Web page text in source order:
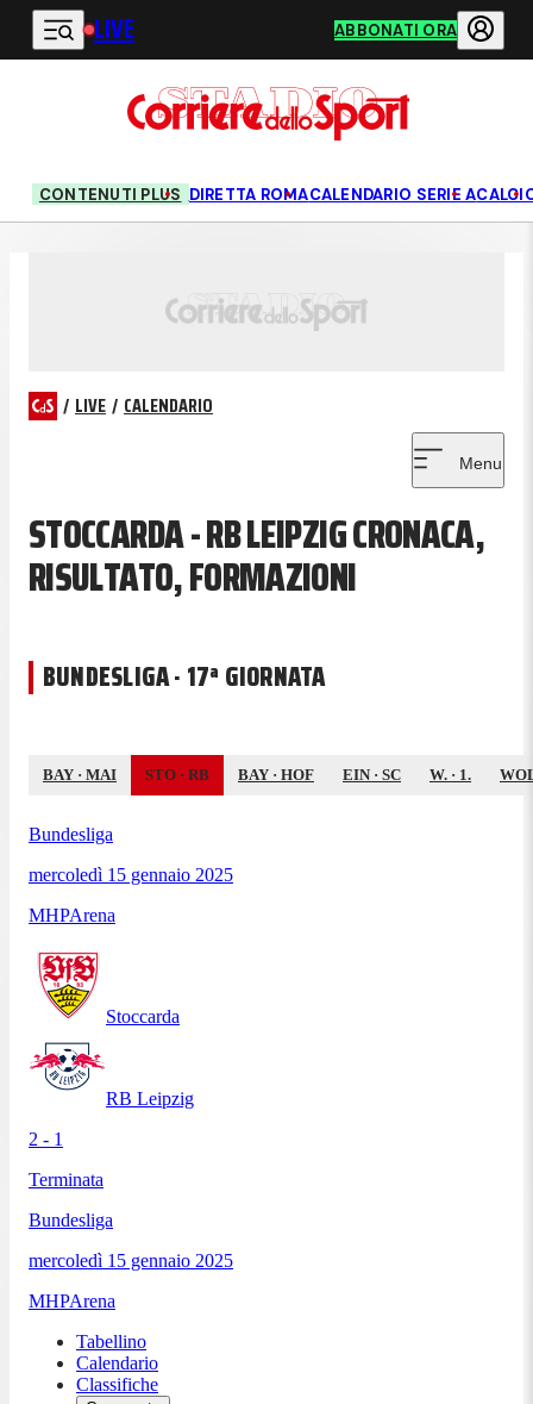
Vai al contenuto principale
LIVE ABBONATI ORA
CONTENUTI PLUS DIRETTA ROMACALENDARIO SERIE A
/ LIVE / CALENDARIO
Menu
STOCCARDA - RB LEIPZIG CRONACA,
RISULTATO, FORMAZIONI
BUNDESLIGA · 17ª GIORNATA
BAY · MAI STO · RB BAY · HOF EIN · SC W. · 1.
Bundesliga
mercoledì 15 gennaio 2025
MHPArena
Stoccarda
RB Leipzig
2 - 1
Terminata
Bundesliga
mercoledì 15 gennaio 2025
MHPArena
Tabellino
Calendario
Classifiche